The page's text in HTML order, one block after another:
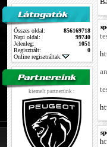
Összes oldal:
856169718
Napi oldal:
99740
Jelenleg:
1051
Regisztrált:
0
Online regisztráltak:
kiemelt partnerünk :